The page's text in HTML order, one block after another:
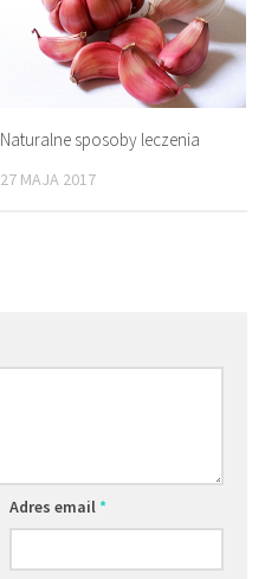
Naturalne sposoby leczenia
27 MAJA 2017
Adres email*